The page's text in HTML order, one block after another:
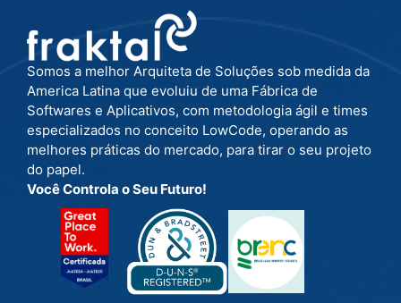
Somos a melhor Arquiteta de Soluções sob medida da
America Latina que evoluiu de uma Fábrica de
Softwares e Aplicativos, com metodologia ágil e times
especializados no conceito LowCode, operando as
melhores práticas do mercado, para tirar o seu projeto
do papel.
Você Controla o Seu Futuro!